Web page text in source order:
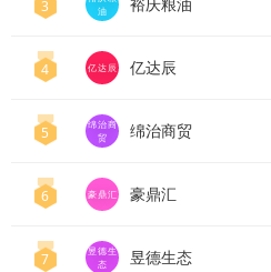
3
油
裕庆粮油
4 亿达辰 亿达辰
5
绵治商
贸
绵治商贸
6 豪鼎汇 豪鼎汇
7
昱德生
态
昱德生态